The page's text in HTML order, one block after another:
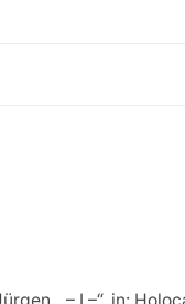
„– I –“, in: